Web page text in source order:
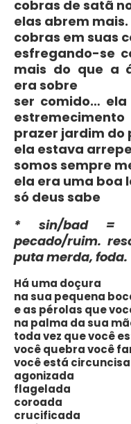
cobras de satã
elas abrem mais.
cobras em suas
esfregando-se
mais do que a
era sobre
ser comido…
estremecimento
prazer jardim do
ela estava
somos sempre
ela era uma boa
só deus sabe
* sin/bad =
pecado/ruim.
puta merda,
Há uma doçura
na sua pequena
e as pérolas que
na palma da sua
toda vez que você
você quebra você
você está
agonizada
flagelada
coroada
crucificada